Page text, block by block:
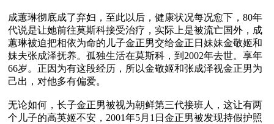
成蕙琳彻底成了弃妇，至此以后，健康状况每况愈下，80年
代说是让她前往莫斯科接受治疗，实际上是被流亡国外，成
蕙琳被迫把相依为命的儿子金正男交给金正日妹妹金敬姬和
妹夫张成泽抚养。孤独生活在莫斯科，到2002年去世。享年
66岁。正因为有这段经历，所以金敬姬和张成泽视金正男为
己出，对他多有偏爱。
无论如何，长子金正男被视为朝鲜第三代接班人，这让有两
个儿子的高英姬不安，2001年5月1日金正男被发现持假护照